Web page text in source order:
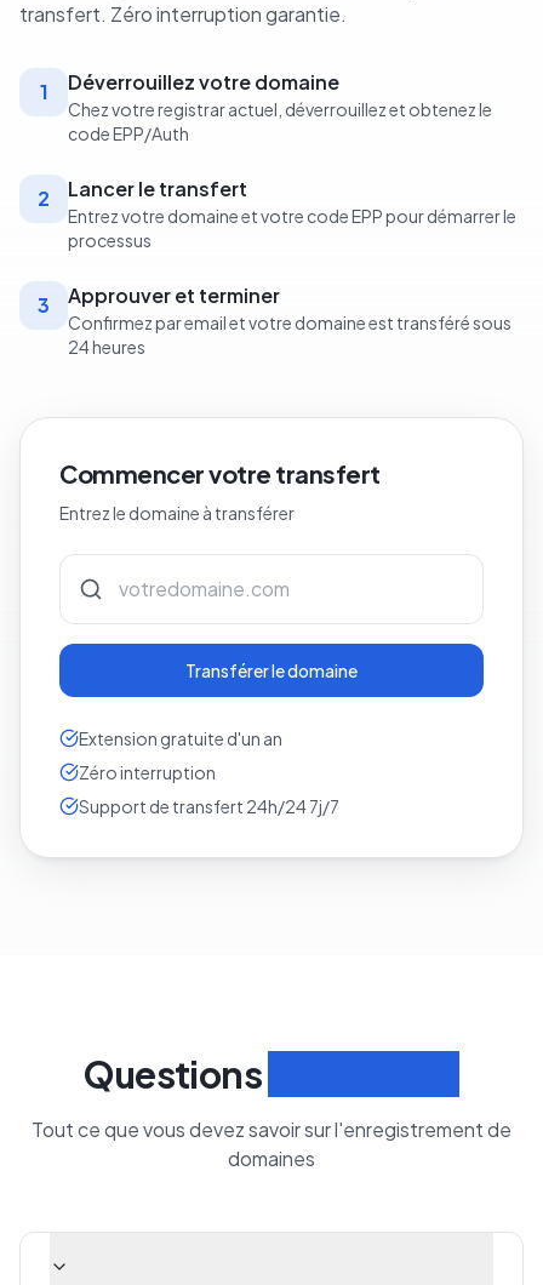
transfert. Zéro interruption garantie.
1 Déverrouillez votre domaine
Chez votre registrar actuel, déverrouillez et obtenez le
code EPP/Auth
2 Lancer le transfert
Entrez votre domaine et votre code EPP pour démarrer le
processus
3 Approuver et terminer
Confirmez par email et votre domaine est transféré sous
24 heures
Commencer votre transfert
Entrez le domaine à transférer
Transférer le domaine
Extension gratuite d'un an
Zéro interruption
Support de transfert 24h/24 7j/7
Questions
Tout ce que vous devez savoir sur l'enregistrement de
domaines